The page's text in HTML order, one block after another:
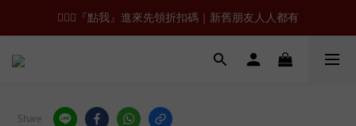
🙋🏻‍♂️『點我』進來先領折扣碼｜新舊朋友人人都有
Share